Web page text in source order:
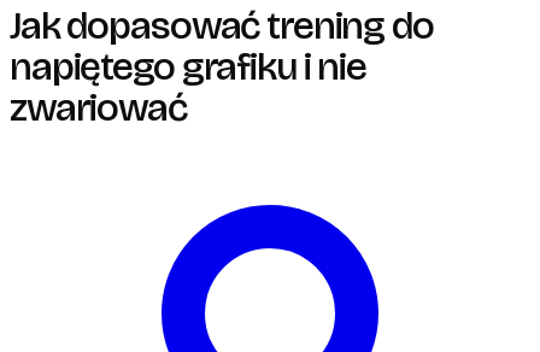
Jak dopasować trening do
napiętego grafiku i nie
zwariować